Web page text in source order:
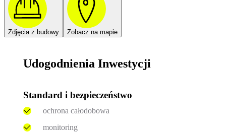
Zdjęcia z budowy Zobacz na mapie
Udogodnienia Inwestycji
Standard i bezpieczeństwo
ochrona całodobowa
monitoring